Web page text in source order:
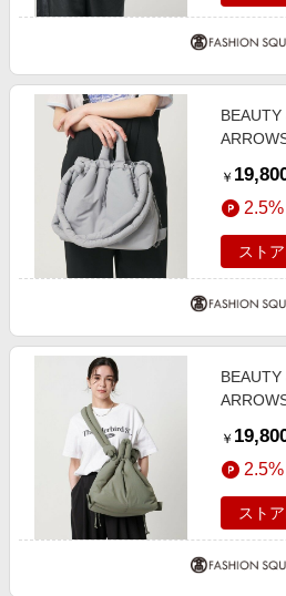
ONA ソ
3WAY
￥
2.5%
スト
ONA ソ
3WAY
￥
2.5%
スト